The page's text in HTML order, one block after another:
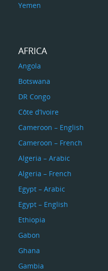
Yemen
AFRICA
Angola
Botswana
DR Congo
Côte d’Ivoire
Cameroon – English
Cameroon – French
Algeria – Arabic
Algeria – French
Egypt – Arabic
Egypt – English
Ethiopia
Gabon
Ghana
Gambia